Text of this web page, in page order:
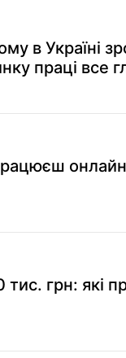
в Україні
праці все
грн: які